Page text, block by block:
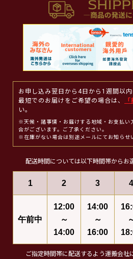
お申し込み翌日から4日から1週間以内
最短でのお届けをご希望の場合は、
い。
※天候・諸事情・お届けする地域・お支払い
合がございます。ご了承ください。
※在庫がない場合は別途メールにてお知らせ
配送時間については以下時間帯からお
1 2 3 4
午前中
12:00
～
14:00
14:00
～
16:00
ご指定時間帯に配送するよう運搬会社